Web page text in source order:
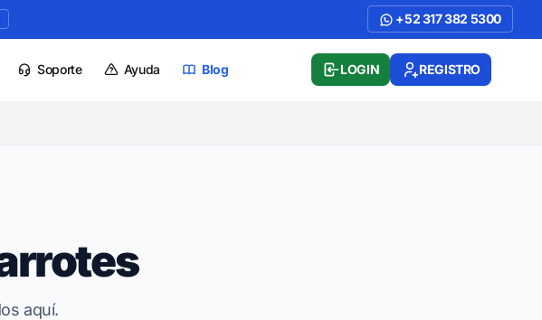
+52 317 382 5300
Soporte Ayuda Blog LOGIN REGISTRO
aquí.